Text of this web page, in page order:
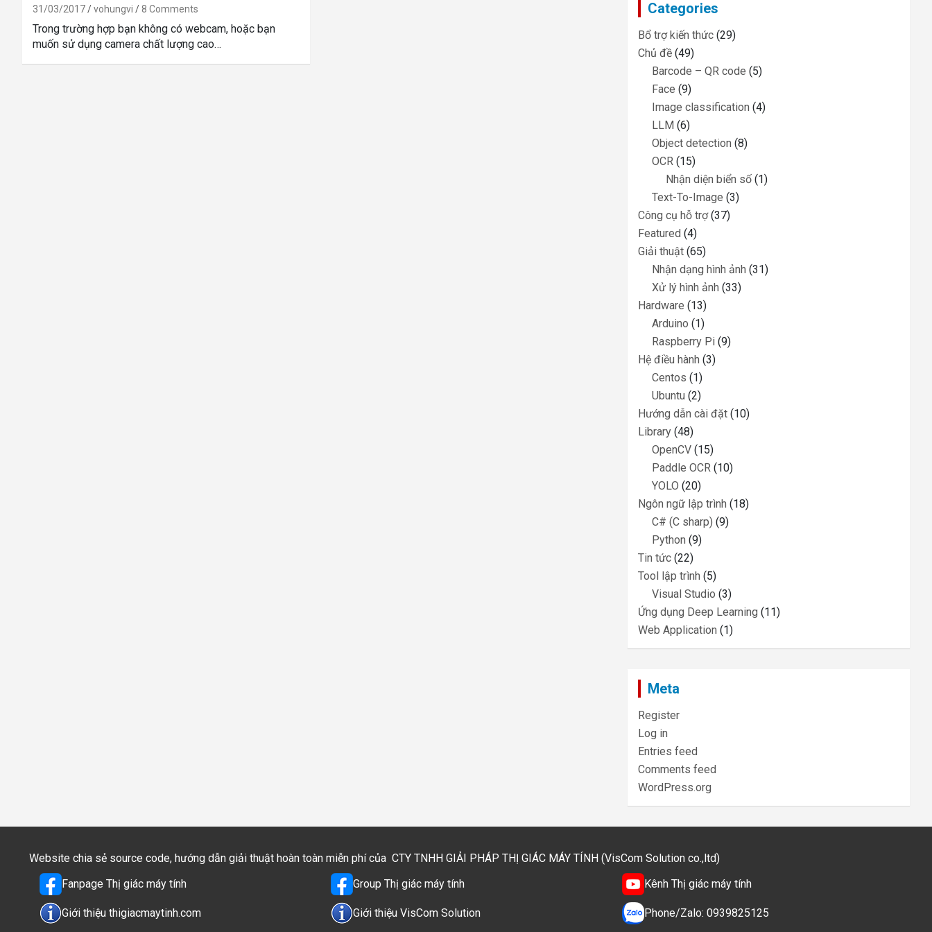
31/03/2017 vohungvi 8 Comments
Trong trường hợp bạn không có webcam, hoặc bạn
muốn sử dụng camera chất lượng cao…
Categories
Bổ trợ kiến thức (29)
Chủ đề (49)
Barcode – QR code (5)
Face (9)
Image classification (4)
LLM (6)
Object detection (8)
OCR (15)
Nhận diện biển số (1)
Text-To-Image (3)
Công cụ hỗ trợ(37)
Featured (4)
Giải thuật (65)
Nhận dạng hình ảnh (31)
Xử lý hình ảnh (33)
Hardware (13)
Arduino (1)
Raspberry Pi (9)
Hệ điều hành (3)
Centos (1)
Ubuntu (2)
Hướng dẫn cài đặt (10)
Library (48)
OpenCV (15)
Paddle OCR (10)
YOLO (20)
Ngôn ngữ lập trình (18)
C# (C sharp) (9)
Python (9)
Tin tức (22)
Tool lập trình (5)
Visual Studio (3)
Ứng dụng Deep Learning (11)
Web Application (1)
Meta
Register
Log in
Entries feed
Comments feed
WordPress.org
Website chia sẻ source code, hướng dẫn giải thuật hoàn toàn miễn phí của CTY TNHH GIẢI PHÁP THỊ GIÁC MÁY TÍNH (VisCom Solution co.,ltd)
Fanpage Thị giác máy tính
Group Thị giác máy tính Kênh Thị giác máy tính
Giới thiệu thigiacmaytinh.com Giới thiệu VisCom Solution Phone/Zalo: 0939825125